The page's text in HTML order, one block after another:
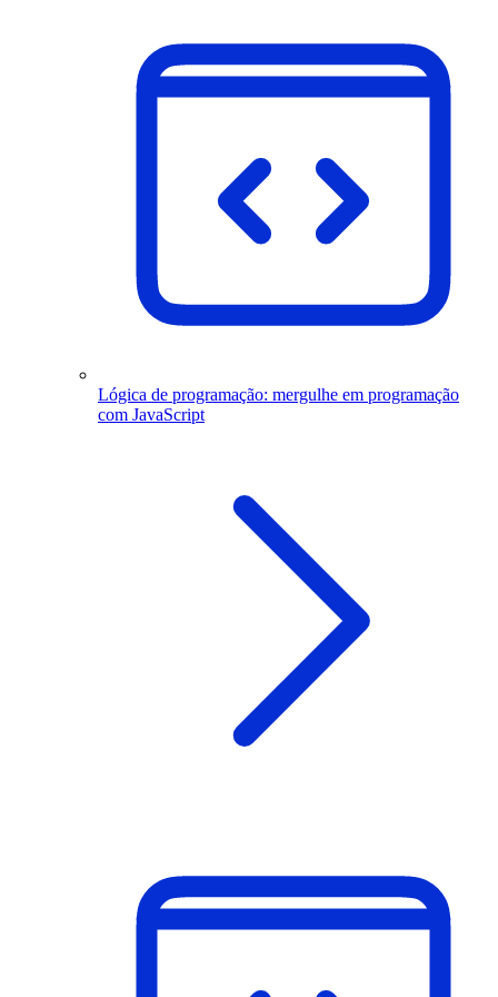
Lógica de programação: mergulhe em programação
com JavaScript